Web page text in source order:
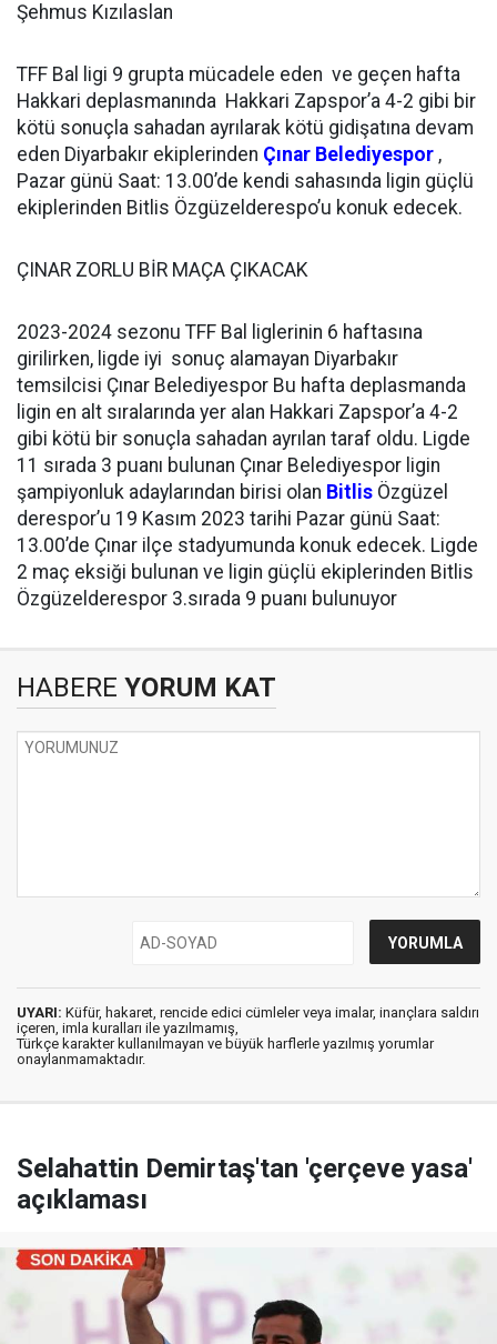
Şehmus Kızılaslan
TFF Bal ligi 9 grupta mücadele eden ve geçen hafta
Hakkari deplasmanında Hakkari Zapspor’a 4-2 gibi bir
kötü sonuçla sahadan ayrılarak kötü gidişatına devam
eden Diyarbakır ekiplerinden Çınar Belediyespor ,
Pazar günü Saat: 13.00’de kendi sahasında ligin güçlü
ekiplerinden Bitlis Özgüzelderespo’u konuk edecek.
ÇINAR ZORLU BİR MAÇA ÇIKACAK
2023-2024 sezonu TFF Bal liglerinin 6 haftasına
girilirken, ligde iyi sonuç alamayan Diyarbakır
temsilcisi Çınar Belediyespor Bu hafta deplasmanda
ligin en alt sıralarında yer alan Hakkari Zapspor’a 4-2
gibi kötü bir sonuçla sahadan ayrılan taraf oldu. Ligde
11 sırada 3 puanı bulunan Çınar Belediyespor ligin
şampiyonluk adaylarından birisi olan Bitlis Özgüzel
derespor’u 19 Kasım 2023 tarihi Pazar günü Saat:
13.00’de Çınar ilçe stadyumunda konuk edecek. Ligde
2 maç eksiği bulunan ve ligin güçlü ekiplerinden Bitlis
Özgüzelderespor 3.sırada 9 puanı bulunuyor
HABERE YORUM KAT
UYARI: Küfür, hakaret, rencide edici cümleler veya imalar, inançlara saldırı
içeren, imla kuralları ile yazılmamış,
Türkçe karakter kullanılmayan ve büyük harflerle yazılmış yorumlar
onaylanmamaktadır.
Selahattin Demirtaş'tan 'çerçeve yasa'
açıklaması